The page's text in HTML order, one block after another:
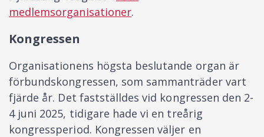
medlemsorganisationer.
Kongressen
Organisationens högsta beslutande organ är
förbundskongressen, som sammanträder vart
fjärde år. Det fastställdes vid kongressen den 2-
4 juni 2025, tidigare hade vi en treårig
kongressperiod. Kongressen väljer en